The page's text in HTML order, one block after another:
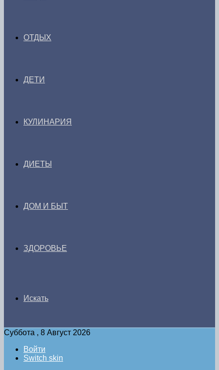
ОТДЫХ
ДЕТИ
КУЛИНАРИЯ
ДИЕТЫ
ДОМ И БЫТ
ЗДОРОВЬЕ
Искать
Суббота , 8 Август 2026
Войти
Switch skin